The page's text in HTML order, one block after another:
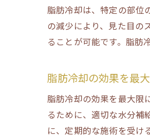
脂肪冷却は、特定の部位
の減少により、見た目の
ることが可能です。脂肪
脂肪冷却の効果を最
脂肪冷却の効果を最大限
るために、適切な水分補
に、定期的な施術を受け